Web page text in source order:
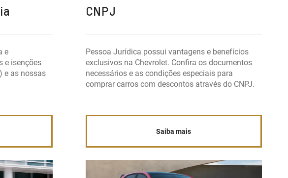
e
e isenções
e as nossas
CNPJ
Pessoa Jurídica possui vantagens e benefícios
exclusivos na Chevrolet. Confira os documentos
necessários e as condições especiais para
comprar carros com descontos através do CNPJ.
Saiba mais